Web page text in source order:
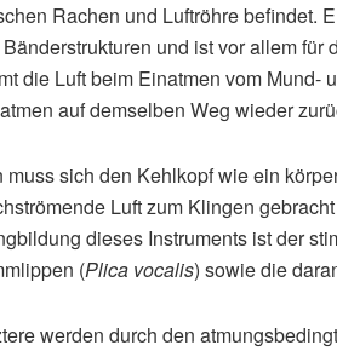
Rachen und Luftröhre befindet.
und ist vor allem
die Luft beim Einatmen vom Mund-
auf demselben Weg wieder
muss sich den Kehlkopf wie ein
Luft zum Klingen
dieses Instruments ist der
(Plica vocalis) sowie die
werden durch den